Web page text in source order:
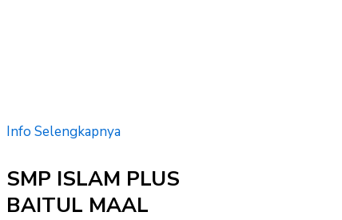
Info Selengkapnya
SMP ISLAM PLUS
BAITUL MAAL